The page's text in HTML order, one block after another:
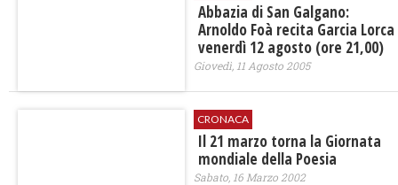
Abbazia di San Galgano:
Arnoldo Foà recita Garcia Lorca
venerdì 12 agosto (ore 21,00)
Giovedì, 11 Agosto 2005
CRONACA
Il 21 marzo torna la Giornata
mondiale della Poesia
Sabato, 16 Marzo 2002